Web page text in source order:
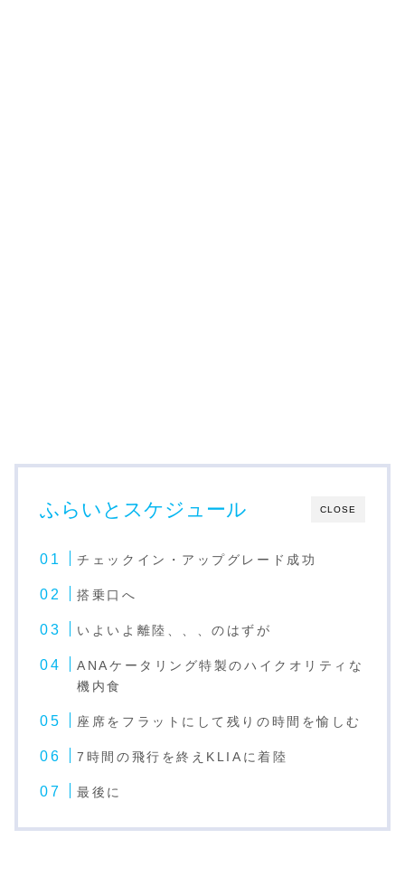
CLOSE
ふらいとスケジュール
チェッ クイン・アップグレード成功
搭乗口へ
いよいよ離陸、、、のはずが
ANAケータリング特製のハイクオリティな
機内食
座席をフラットにして残りの時間を愉しむ
7時間の飛行を終えKLIAに着陸
最後に